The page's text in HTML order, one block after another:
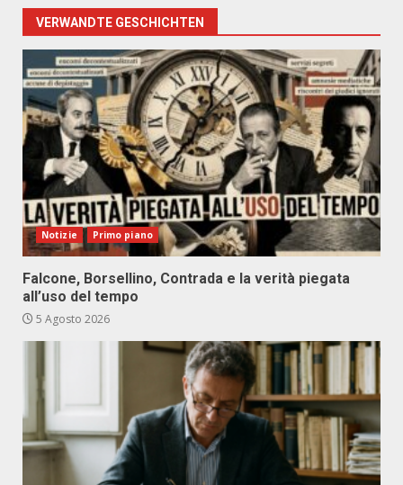
VERWANDTE GESCHICHTEN
Notizie Primo piano
Falcone, Borsellino, Contrada e la verità piegata
all’uso del tempo
5 Agosto 2026